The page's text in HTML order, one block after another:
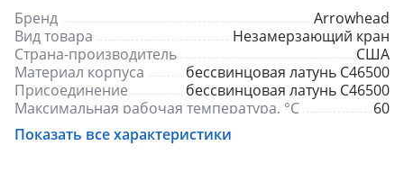
Бренд
Arrowhead
Вид товара
Незамерзающий кран
Страна-производитель
США
Материал корпуса
бессвинцовая латунь C46500
Присоединение
бессвинцовая латунь C46500
Максимальная рабочая температура, °С
60
Пропускная способность Kvs, м³/ч
Показать все характеристики